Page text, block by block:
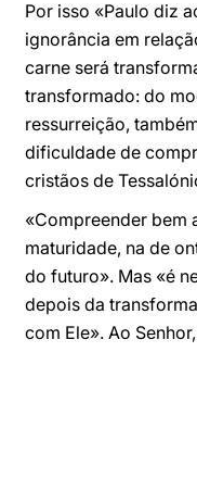
Por isso «Paulo diz
ignorância em
carne será
transformado: do
ressurreição,
dificuldade de
cristãos de
«Compreender bem
maturidade, na de
do futuro». Mas «é
depois da
com Ele». Ao